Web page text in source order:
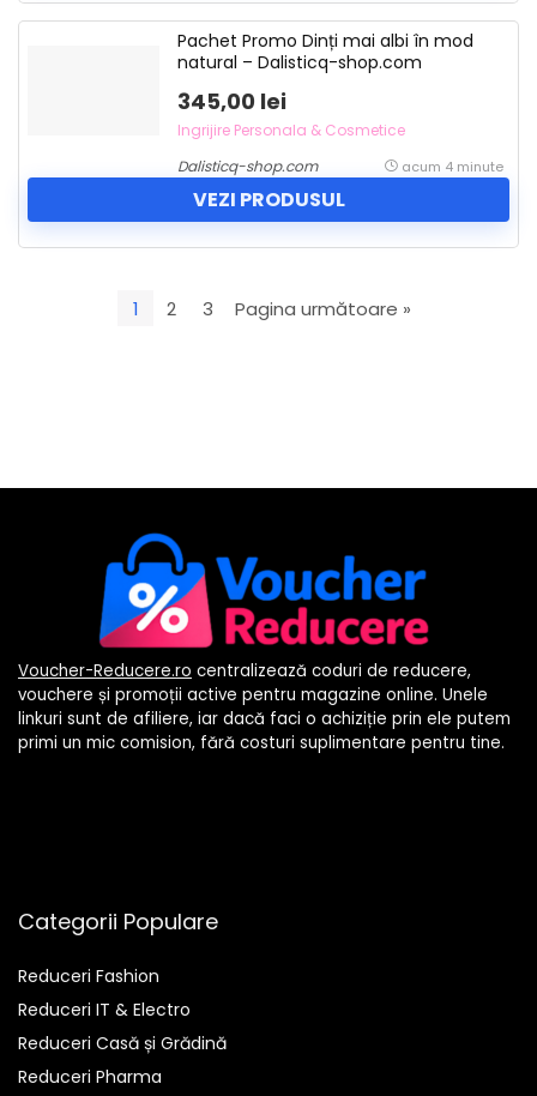
Pachet Promo Dinți mai albi în mod
natural – Dalisticq-shop.com
345,00 lei
Ingrijire Personala & Cosmetice
Dalisticq-shop.com
acum 4 minute
VEZI PRODUSUL
1 2 3 Pagina următoare »
Voucher-Reducere.ro centralizează coduri de reducere,
vouchere și promoții active pentru magazine online. Unele
linkuri sunt de afiliere, iar dacă faci o achiziție prin ele putem
primi un mic comision, fără costuri suplimentare pentru tine.
Categorii Populare
Reduceri Fashion
Reduceri IT & Electro
Reduceri Casă și Grădină
Reduceri Pharma